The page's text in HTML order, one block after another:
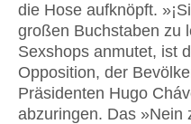
die Hose aufknöpft.
großen Buchstaben zu
Sexshops anmutet, ist
Opposition, der
Präsidenten Hugo
abzuringen. Das »Nein